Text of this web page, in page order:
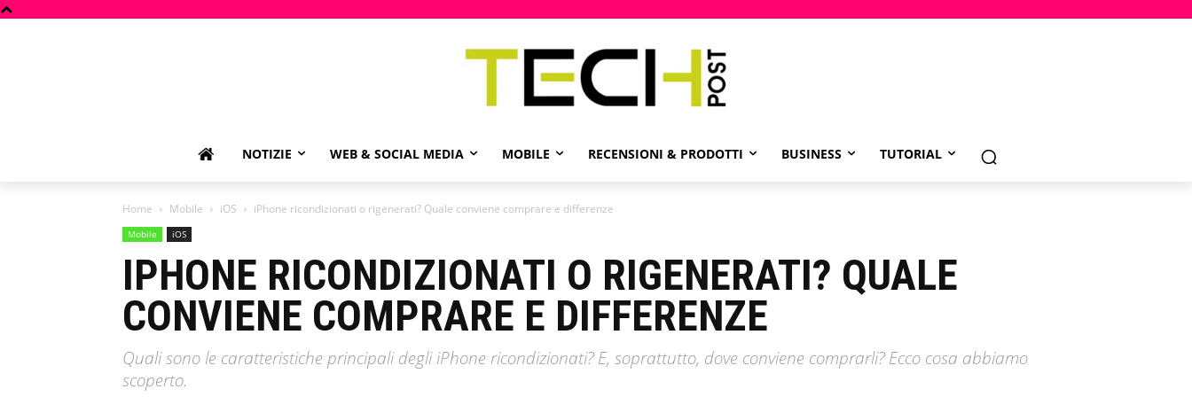
NOTIZIE WEB & SOCIAL MEDIA MOBILE RECENSIONI & PRODOTTI BUSINESS TUTORIAL
Home Mobile iOS iPhone ricondizionati o rigenerati? Quale conviene comprare e differenze
Mobile iOS
IPHONE RICONDIZIONATI O RIGENERATI? QUALE
CONVIENE COMPRARE E DIFFERENZE
Quali sono le caratteristiche principali degli iPhone ricondizionati? E, soprattutto, dove conviene comprarli? Ecco cosa abbiamo
scoperto.